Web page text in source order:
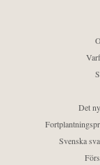
Det
Svenska